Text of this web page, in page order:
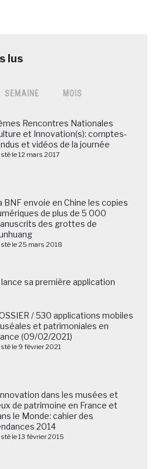
SEMAINE MOIS
Rencontres Nationales
et Innovation(s): comptes-
et vidéos de la journée
le 12 mars 2017
BNF envoie en Chine les copies
de plus de 5 000
des grottes de
le 25 mars 2018
sa première application
/ 530 applications mobiles
et patrimoniales en
(09/02/2021)
le 9 février 2021
dans les musées et
de patrimoine en France et
le Monde: cahier des
2014
le 13 février 2015